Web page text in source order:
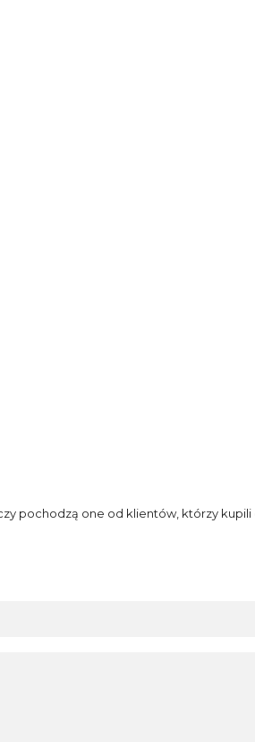
pochodzą one od klientów, którzy kupili